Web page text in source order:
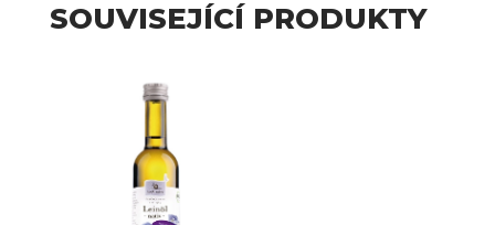
SOUVISEJÍCÍ PRODUKTY